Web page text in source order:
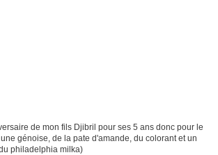
de mon fils Djibril pour ses 5 ans donc pour le
génoise, de la pate d'amande, du colorant et un
philadelphia milka)